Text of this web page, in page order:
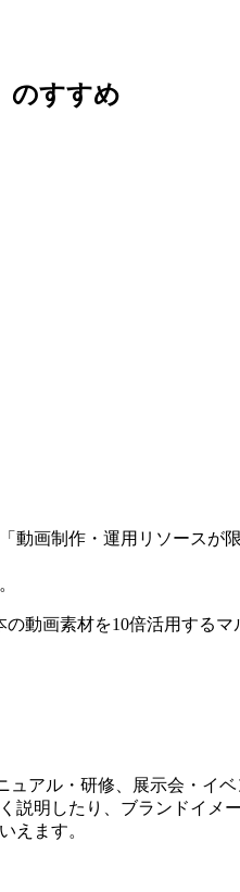
のすすめ
動画制作・運用リソースが
動画素材を10倍活用する
アル・研修、展示会・イ
説明したり、ブランドイメ
えます。